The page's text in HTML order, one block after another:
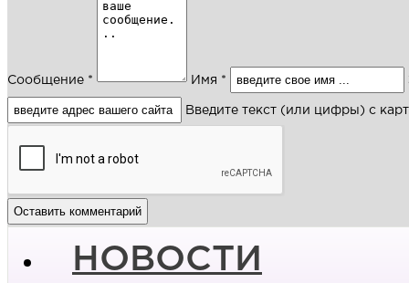
Сообщение * Имя *
Введите текст (или цифры) с
НОВОСТИ